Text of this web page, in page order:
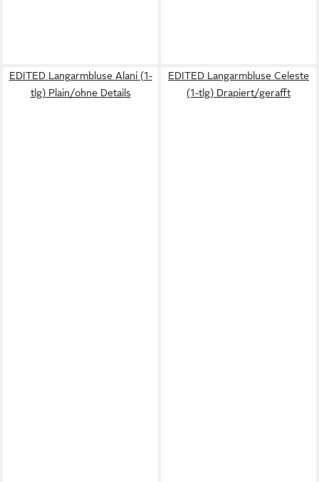
EDITED Langarmbluse Alani (1-
tlg) Plain/ohne Details
EDITED Langarmbluse Celeste
(1-tlg) Drapiert/gerafft